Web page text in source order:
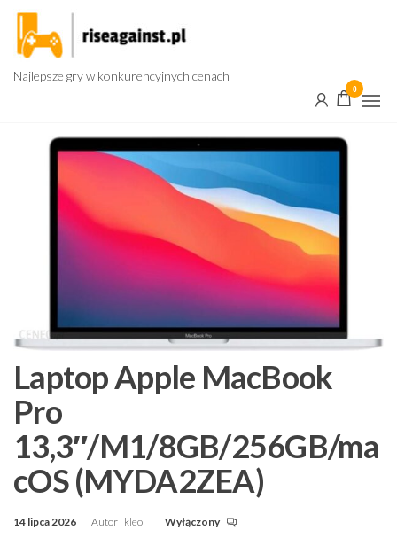
Przejdź
treści
Najlepsze gry w konkurencyjnych cenach
0
Laptop Apple MacBook
Pro
13,3″/M1/8GB/256GB/ma
cOS (MYDA2ZEA)
14 lipca 2026 Autor kleo Wyłączony